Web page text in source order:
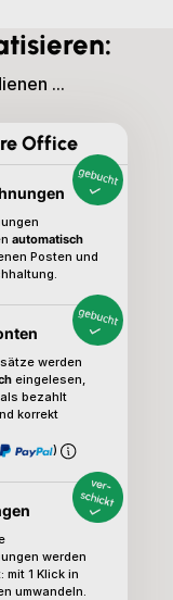
...
Office
automatisch
Posten und
werden
eingelesen,
bezahlt
korrekt
)
werden
mit 1 Klick in
umwandeln.